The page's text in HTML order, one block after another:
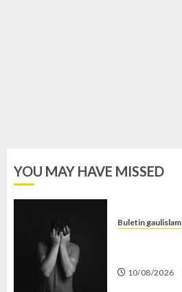
YOU MAY HAVE MISSED
Buletin gaulislam
10/08/2026